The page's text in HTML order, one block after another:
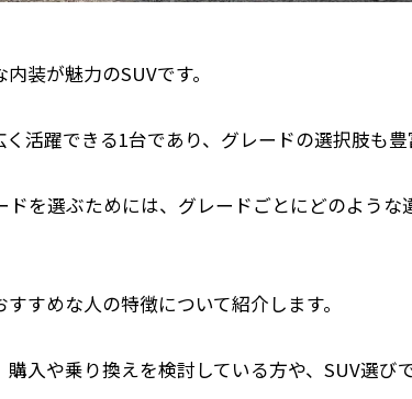
装が魅力のSUVです。
活躍できる1台であり、グレードの選択肢も豊
を選ぶためには、グレードごとにどのよう
すめな人の特徴について紹介します。
入や乗り換えを検討している方や、SUV選び